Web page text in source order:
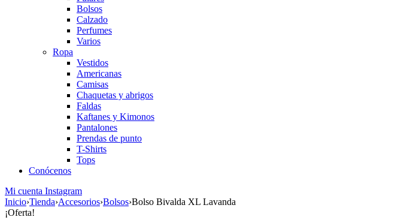
Bolsos
Calzado
Perfumes
Varios
Ropa
Vestidos
Americanas
Camisas
Chaquetas y abrigos
Faldas
Kaftanes y Kimonos
Pantalones
Prendas de punto
T-Shirts
Tops
Conócenos
Mi cuenta Instagram
Inicio›Tienda›Accesorios›Bolsos›Bolso Bivalda XL Lavanda
¡Oferta!